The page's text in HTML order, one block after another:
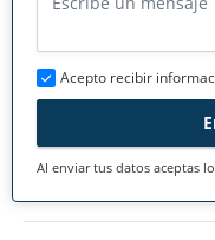
Acepto recibir
Al enviar tus datos aceptas